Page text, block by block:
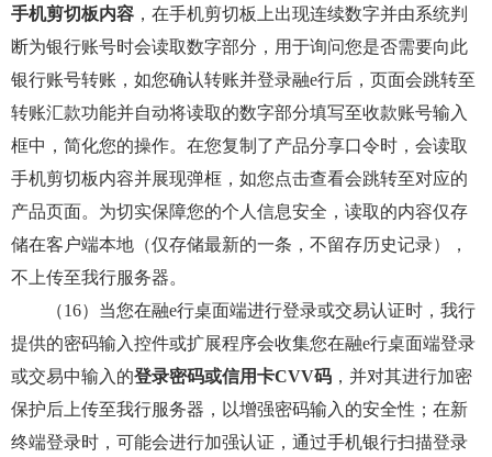
手机剪切板内容 ，在手机剪切板上出现连续数字并由系统判
断为银行账号时会读取数字部分，用于询问您是否需要向此
银行账号转账，如您确认转账并登录融e行后，页面会跳转至
转账汇款功能并自动将读取的数字部分填写至收款账号输入
框中，简化您的操作。在您复制了产品分享口令时，会读取
手机剪切板内容并展现弹框，如您点击查看会跳转至对应的
产品页面。为切实保障您的个人信息安全，读取的内容仅存
储在客户端本地（仅存储最新的一条，不留存历史记录），
不上传至我行服务器。
（16）当您在融e行桌面端进行登录或交易认证时，我行
提供的密码输入控件或扩展程序会收集您在融e行桌面端登录
或交易中输入的登录密码或信用卡CVV码 ，并对其进行加密
保护后上传至我行服务器，以增强密码输入的安全性；在新
终端登录时，可能会进行加强认证，通过手机银行扫描登录